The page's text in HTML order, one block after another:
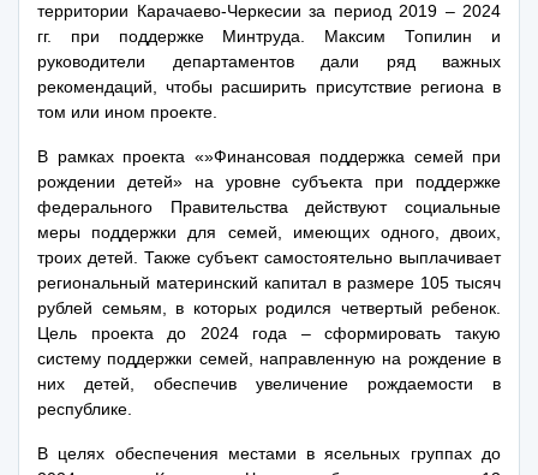
территории Карачаево-Черкесии за период 2019 – 2024
гг. при поддержке Минтруда. Максим Топилин и
руководители департаментов дали ряд важных
рекомендаций, чтобы расширить присутствие региона в
том или ином проекте.
В рамках проекта «»Финансовая поддержка семей при
рождении детей» на уровне субъекта при поддержке
федерального Правительства действуют социальные
меры поддержки для семей, имеющих одного, двоих,
троих детей. Также субъект самостоятельно выплачивает
региональный материнский капитал в размере 105 тысяч
рублей семьям, в которых родился четвертый ребенок.
Цель проекта до 2024 года – сформировать такую
систему поддержки семей, направленную на рождение в
них детей, обеспечив увеличение рождаемости в
республике.
В целях обеспечения местами в ясельных группах до